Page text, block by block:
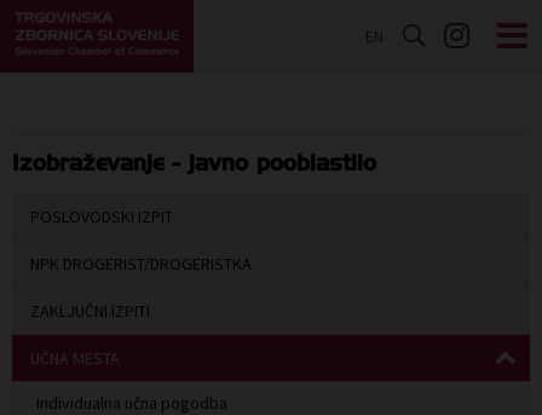
EN
Izobraževanje - javno pooblastilo
POSLOVODSKI IZPIT
NPK DROGERIST/DROGERISTKA
ZAKLJUČNI IZPITI
UČNA MESTA
Individualna učna pogodba